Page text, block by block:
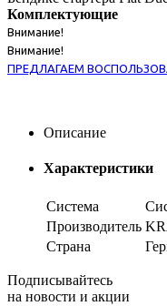
Комплектующие
Внимание!
Внимание!
ПРЕДЛАГАЕМ
Описание
Характеристики
Система
Производитель
Страна
Подписывайтесь
на новости и акции